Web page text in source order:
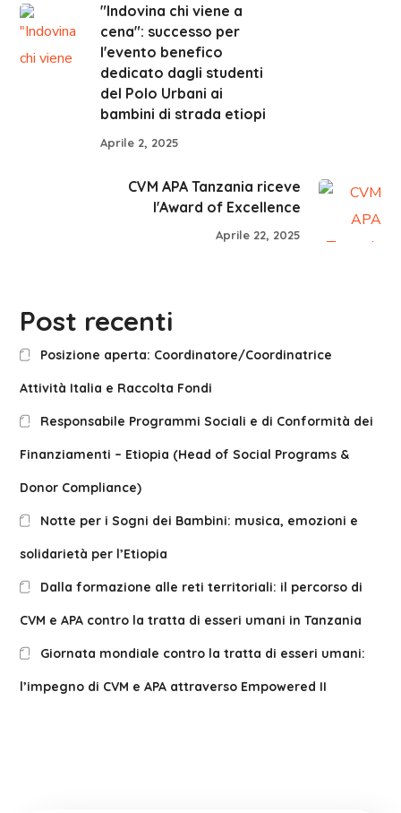
"Indovina chi viene a
cena": successo per
l'evento benefico
dedicato dagli studenti
del Polo Urbani ai
bambini di strada etiopi
Aprile 2, 2025
CVM APA Tanzania riceve
l'Award of Excellence
Aprile 22, 2025
Post recenti
Posizione aperta: Coordinatore/Coordinatrice
Attività Italia e Raccolta Fondi
Responsabile Programmi Sociali e di Conformità dei
Finanziamenti – Etiopia (Head of Social Programs &
Donor Compliance)
Notte per i Sogni dei Bambini: musica, emozioni e
solidarietà per l’Etiopia
Dalla formazione alle reti territoriali: il percorso di
CVM e APA contro la tratta di esseri umani in Tanzania
Giornata mondiale contro la tratta di esseri umani:
l’impegno di CVM e APA attraverso Empowered II